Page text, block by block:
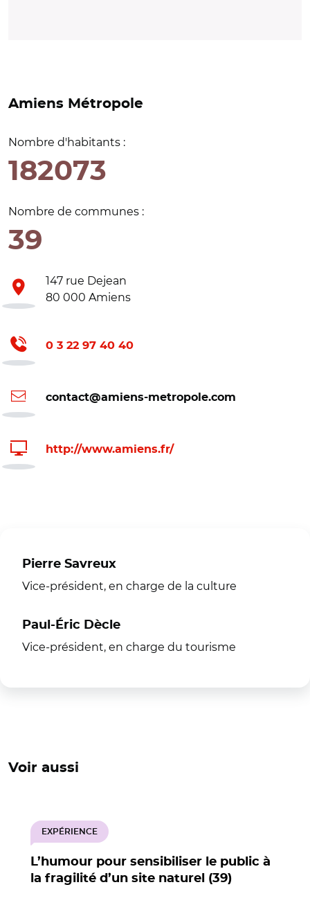
Amiens Métropole
Nombre d'habitants :
182073
Nombre de communes :
39
147 rue Dejean
80 000 Amiens
0 3 22 97 40 40
contact@amiens-metropole.com
http://www.amiens.fr/
Pierre Savreux
Vice-président, en charge de la culture
Paul-Éric Dècle
Vice-président, en charge du tourisme
Voir aussi
L’humour pour sensibiliser le public à
la fragilité d’un site naturel (39)
EXPÉRIENCE